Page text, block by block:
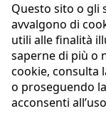
Questo sito o gli
avvalgono di
utili alle finalità
saperne di più o
cookie, consulta
o proseguendo
acconsenti